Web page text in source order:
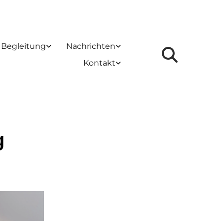
Begleitung
Nachrichten
Kontakt